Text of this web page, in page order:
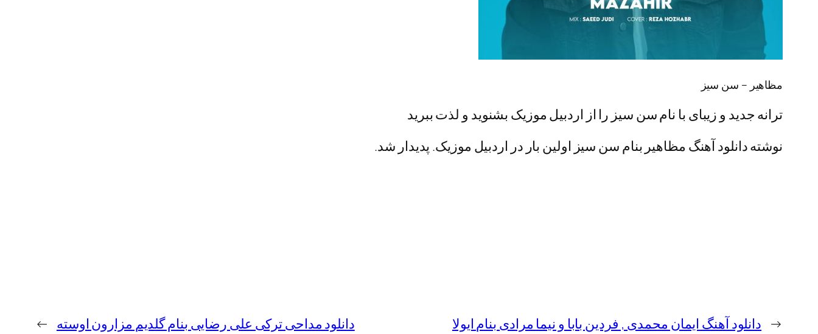
مظاهیر – سن سیز
ترانه جدید و زیبای با نام سن سیز را از اردبیل موزیک بشنوید و لذت ببرید
نوشته دانلود آهنگ مظاهیر بنام سن سیز اولین بار در اردبیل موزیک. پدیدار شد.
← دانلود آهنگ ایمان محمدی , فردین بابا و نیما مرادی بنام ایولا دانلود مداحی ترکی علی رضایی بنام گلدیم مزارون اوسته →